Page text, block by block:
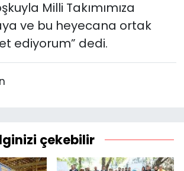
Milli Takımımıza
ve bu heyecana ortak
ediyorum” dedi.
çekebilir